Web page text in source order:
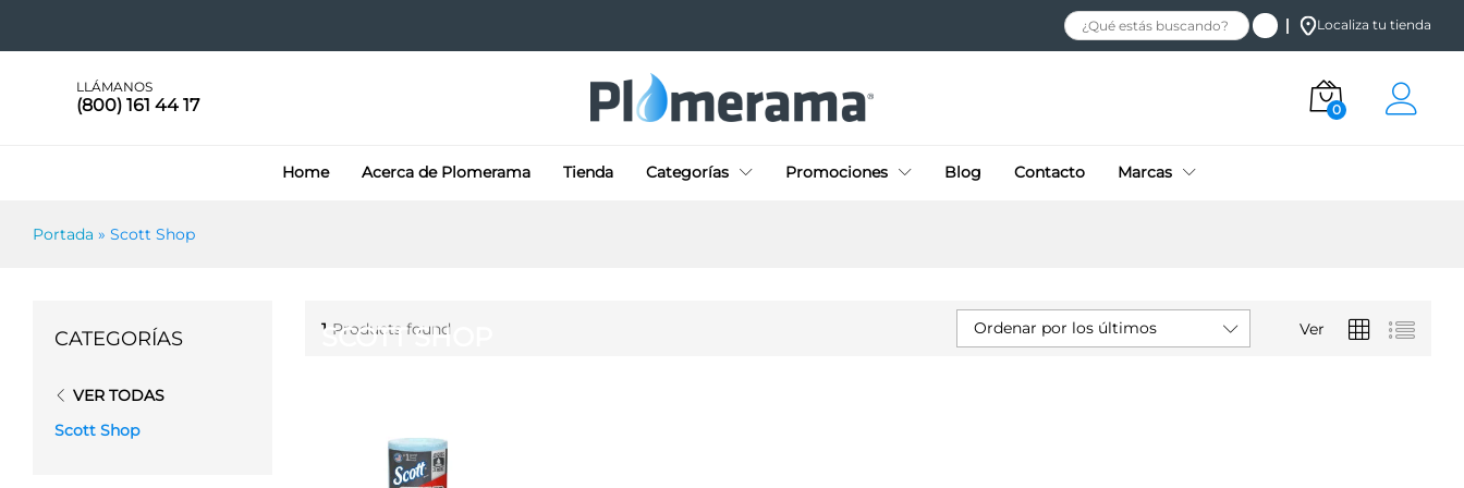
Localiza tu tienda
LLÁMANOS
(800) 161 44 17 0
Home Acerca de Plomerama Tienda Categorías Promociones Blog Contacto Marcas
Portada » Scott Shop
SCOTT SHOP
1 Products found Ver
Ordenar por los últimos
CATEGORÍAS
VER TODAS
Scott Shop